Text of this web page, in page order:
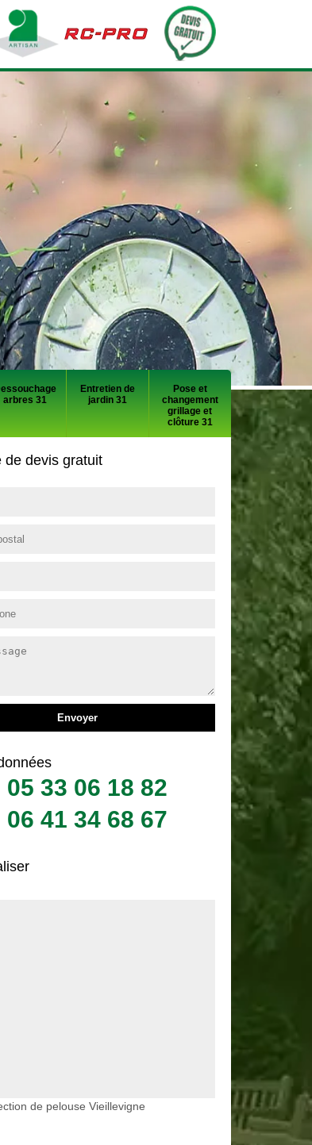
arbres 31
Entretien de
jardin 31
Pose et
changement
grillage et
clôture 31
de devis gratuit
05 33 06 18 82
06 41 34 68 67
de pelouse Vieillevigne